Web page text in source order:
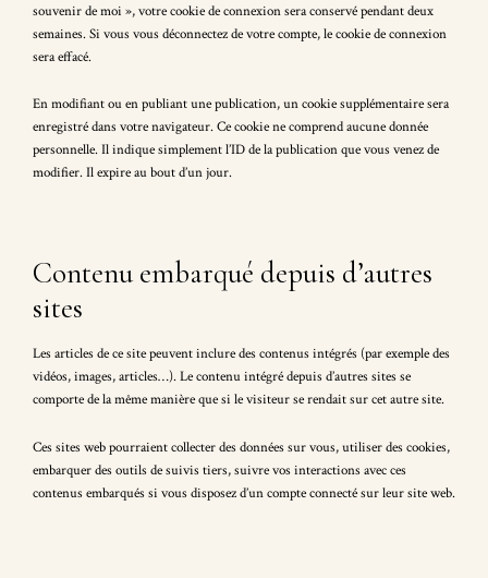
souvenir de moi », votre cookie de connexion sera conservé pendant deux
semaines. Si vous vous déconnectez de votre compte, le cookie de connexion
sera effacé.
En modifiant ou en publiant une publication, un cookie supplémentaire sera
enregistré dans votre navigateur. Ce cookie ne comprend aucune donnée
personnelle. Il indique simplement l’ID de la publication que vous venez de
modifier. Il expire au bout d’un jour.
Contenu embarqué depuis d’autres
sites
Les articles de ce site peuvent inclure des contenus intégrés (par exemple des
vidéos, images, articles…). Le contenu intégré depuis d’autres sites se
comporte de la même manière que si le visiteur se rendait sur cet autre site.
Ces sites web pourraient collecter des données sur vous, utiliser des cookies,
embarquer des outils de suivis tiers, suivre vos interactions avec ces
contenus embarqués si vous disposez d’un compte connecté sur leur site web.